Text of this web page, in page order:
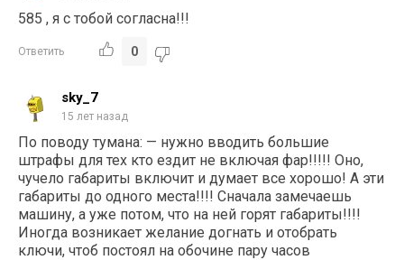
585 , я с тобой согласна!!!
Ответить 0
sky_7
15 лет назад
По поводу тумана: — нужно вводить большие
штрафы для тех кто ездит не включая фар!!!!! Оно,
чучело габариты включит и думает все хорошо! А эти
габариты до одного места!!!! Сначала замечаешь
машину, а уже потом, что на ней горят габариты!!!!
Иногда возникает желание догнать и отобрать
ключи, чтоб постоял на обочине пару часов